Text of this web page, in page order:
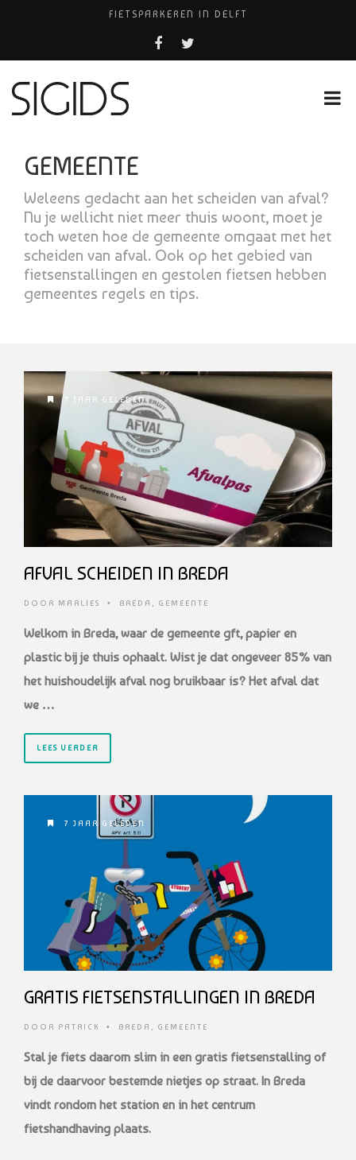
FIETSPARKEREN IN DELFT
PIZZERIA POMPEÏ ￼
COCKTAILS ON THE SPOT!
GEMEENTE
Weleens gedacht aan het scheiden van afval?
Nu je wellicht niet meer thuis woont, moet je
toch weten hoe de gemeente omgaat met het
scheiden van afval. Ook op het gebied van
fietsenstallingen en gestolen fietsen hebben
gemeentes regels en tips.
7 JAAR GELEDEN
AFVAL SCHEIDEN IN BREDA
DOOR MARLIES • BREDA , GEMEENTE
Welkom in Breda, waar de gemeente gft, papier en
plastic bij je thuis ophaalt. Wist je dat ongeveer 85% van
het huishoudelijk afval nog bruikbaar is? Het afval dat
we …
LEES VERDER
7 JAAR GELEDEN
GRATIS FIETSENSTALLINGEN IN BREDA
DOOR PATRICK • BREDA , GEMEENTE
Stal je fiets daarom slim in een gratis fietsenstalling of
bij de daarvoor bestemde nietjes op straat. In Breda
vindt rondom het station en in het centrum
fietshandhaving plaats.